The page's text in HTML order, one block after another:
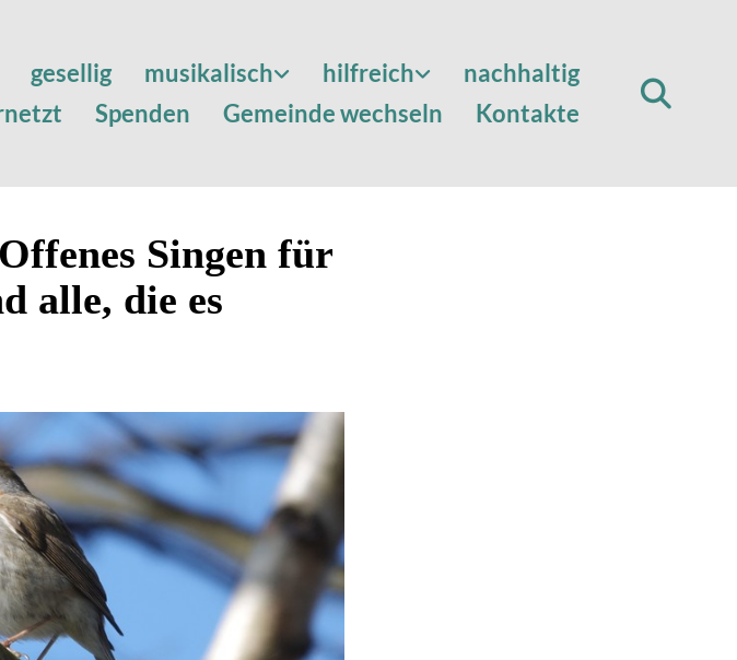
gesellig musikalisch hilfreich
nachhaltig
Spenden Gemeinde wechseln Kontakte
Singen für
alle, die es